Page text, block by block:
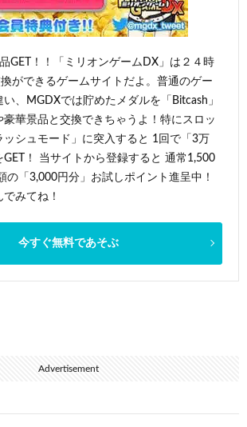
GET！！「ミリオンゲームDX」は２４時
ができるゲームサイトだよ。普通のゲー
い、MGDXでは貯めたメダルを「Bitcash」
華景品と交換できちゃうよ！特にスロッ
ッシュモード」に突入すると 1回で「3万
GET！ 当サイトから登録すると 通常1,500
の「3,000円分」お試しポイント進呈中！
みてね！
今すぐ無料であそぶ
Advertisement